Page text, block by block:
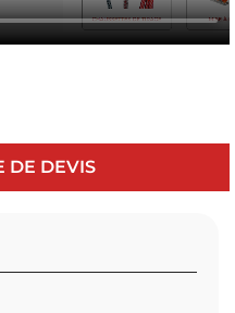
DE DEVIS